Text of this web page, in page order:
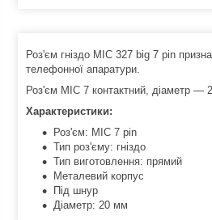
Роз'єм гніздо MIC 327 big 7 pin
телефонної апаратури.
Роз'єм MIC 7 контактний, діаметр —
Характеристики:
Роз'єм: MIC 7 pin
Тип роз'єму: гніздо
Тип виготовлення: прямий
Металевий корпус
Під шнур
Діаметр: 20 мм